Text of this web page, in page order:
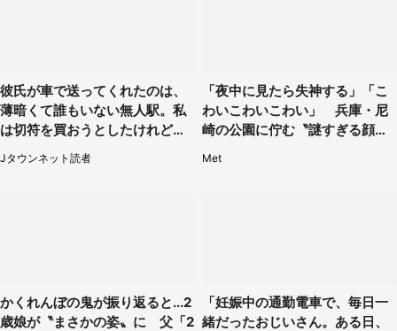
彼氏が車で送ってくれたのは、
薄暗くて誰もいない無人駅。私
は切符を買おうとしたけれど
（山形県・20代女性）
Jタウンネット読者
「夜中に見たら失神する」「こ
わいこわいこわい」 兵庫・尼
崎の公園に佇む〝謎すぎる顔〟
Met
かくれんぼの鬼が振り返ると...2
歳娘が〝まさかの姿〟に 父「2
「妊娠中の通勤電車で、毎日一
緒だったおじいさん。ある日、